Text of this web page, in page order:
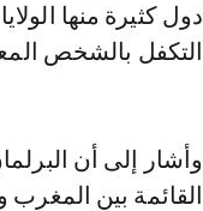
دول كثيرة منها
التكفل بالشخص
وأشار إلى أن
القائمة بين